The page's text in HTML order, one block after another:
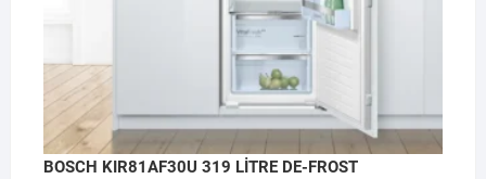
BOSCH KIR81AF30U 319 LİTRE DE-FROST